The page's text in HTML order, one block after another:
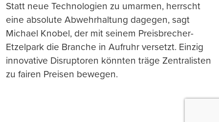
Statt neue Technologien zu umarmen, herrscht
eine absolute Abwehrhaltung dagegen, sagt
Michael Knobel, der mit seinem Preisbrecher-
Etzelpark die Branche in Aufruhr versetzt. Einzig
innovative Disruptoren könnten träge Zentralisten
zu fairen Preisen bewegen.